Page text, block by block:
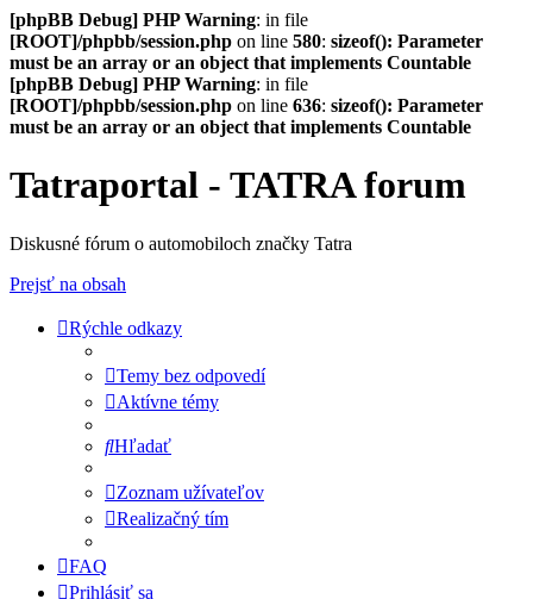
[phpBB Debug] PHP Warning: in file
[ROOT]/phpbb/session.php on line 580: sizeof(): Parameter
must be an array or an object that implements Countable
[phpBB Debug] PHP Warning: in file
[ROOT]/phpbb/session.php on line 636: sizeof(): Parameter
must be an array or an object that implements Countable
Tatraportal - TATRA forum
Diskusné fórum o automobiloch značky Tatra
Prejsť na obsah
Rýchle odkazy
Temy bez odpovedí
Aktívne témy
Hľadať
Zoznam užívateľov
Realizačný tím
FAQ
Prihlásiť sa